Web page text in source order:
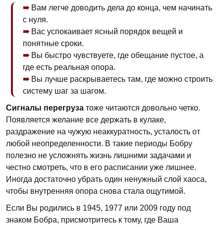
Вам легче доводить дела до конца, чем начинать
с нуля.
Вас успокаивает ясный порядок вещей и
понятные сроки.
Вы быстро чувствуете, где обещание пустое, а
где есть реальная опора.
Вы лучше раскрываетесь там, где можно строить
систему шаг за шагом.
Сигналы перегруза тоже читаются довольно четко.
Появляется желание все держать в кулаке,
раздражение на чужую неаккуратность, усталость от
любой неопределенности. В такие периоды Бобру
полезно не усложнять жизнь лишними задачами и
честно смотреть, что в его расписании уже лишнее.
Иногда достаточно убрать один ненужный слой хаоса,
чтобы внутренняя опора снова стала ощутимой.
Если Вы родились в 1945, 1977 или 2009 году под
знаком Бобра, присмотритесь к тому, где Ваша